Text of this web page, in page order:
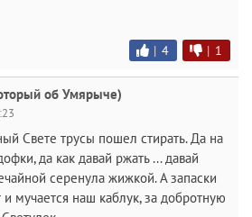
| 4 | 1
об Умярыче)
Свете трусы пошел стирать. Да на
да как давай ржать ... давай
серенула жижкой. А запаски
и мучается наш каблук, за добротную